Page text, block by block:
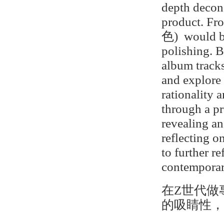
depth
product.
色) would
polishing.
album
and
rationality
through a
revealing
reflecting
to further
在Z世代做
的吸睛性